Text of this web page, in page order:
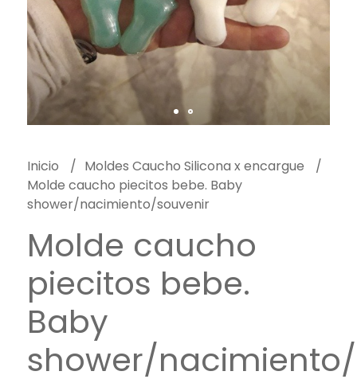
Inicio
Moldes Caucho Silicona x encargue
Molde caucho piecitos bebe. Baby
shower/nacimiento/souvenir
Molde caucho
piecitos bebe.
Baby
shower/